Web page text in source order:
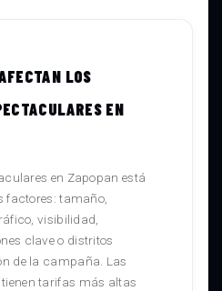
LOS
EN
en Zapopan está
factores: tamaño,
visibilidad,
clave o distritos
de la campaña. Las
tarifas más altas